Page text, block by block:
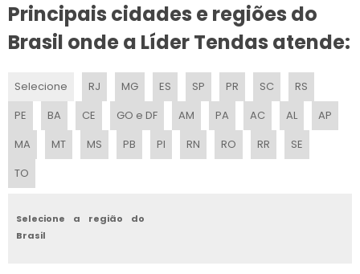
TENDAS GIGANTES INFLAVEL PERSONALIZADO PONTO DE VENDA
TENDAS PARA EVENTOS
TENDAS E BARRACAS
TENDA INFLAVEL PARA ACAO PROMOCIONAL
TENDAS ESTRUTURADAS
Principais cidades e regiões do
Brasil onde a Líder Tendas atende:
Selecione RJ MG ES SP PR SC
RS
PE
BA CE GO e DF AM PA AC AL
AP
MA
MT MS PB PI RN RO RR
SE
TO
Selecione a região do
Brasil